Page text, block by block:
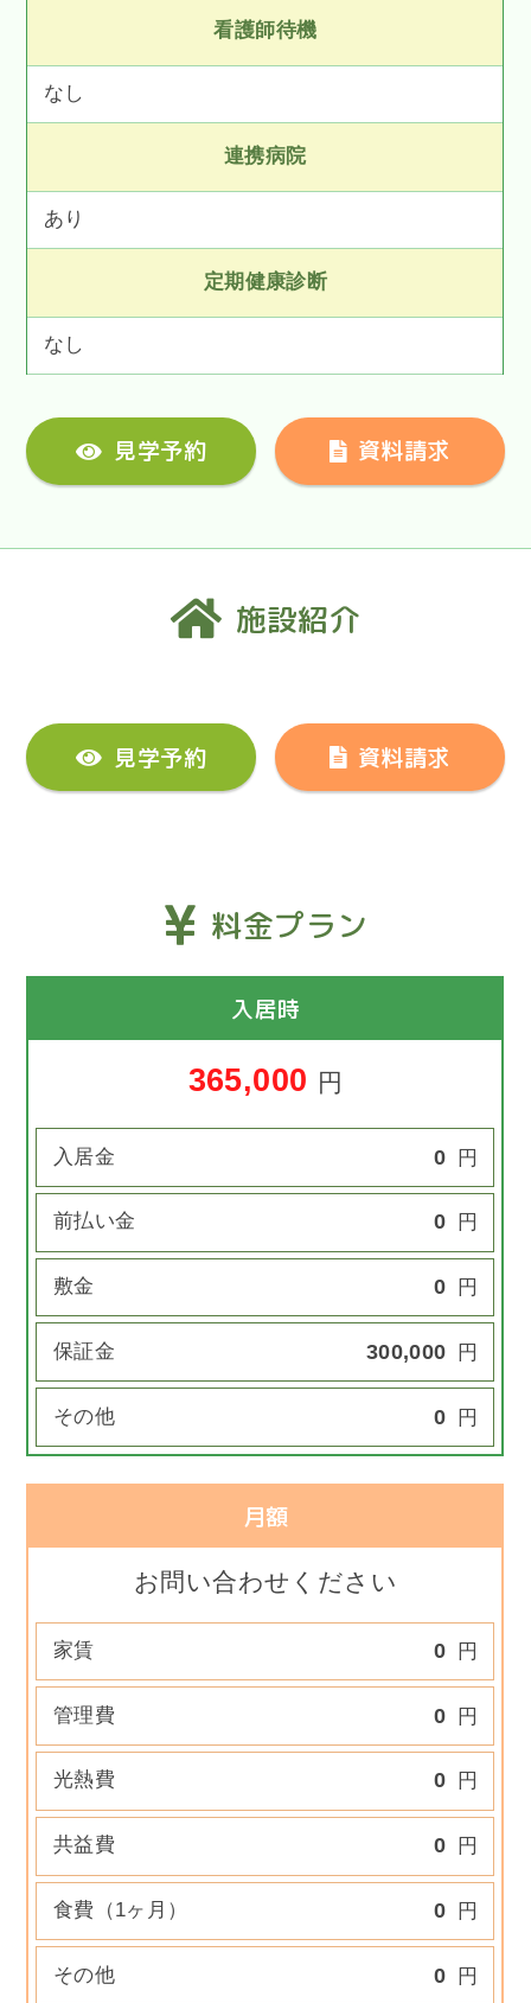
看護師待機
なし
連携病院
あり
定期健康診断
なし
見学予約 資料請求
施設紹介
見学予約 資料請求
料金プラン
入居時
365,000 円
入居金 0 円
前払い金 0 円
敷金 0 円
保証金 300,000 円
その他 0 円
月額
お問い合わせください
家賃 0 円
管理費 0 円
光熱費 0 円
共益費 0 円
食費（1ヶ月） 0 円
その他 0 円